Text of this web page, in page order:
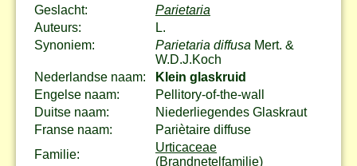
Geslacht:
Parietaria
Auteurs:
L.
Synoniem:
Parietaria diffusa Mert. &
W.D.J.Koch
Nederlandse naam:
Klein glaskruid
Engelse naam:
Pellitory-of-the-wall
Duitse naam:
Niederliegendes Glaskraut
Franse naam:
Pariètaire diffuse
Familie:
Urticaceae
(Brandnetelfamilie)